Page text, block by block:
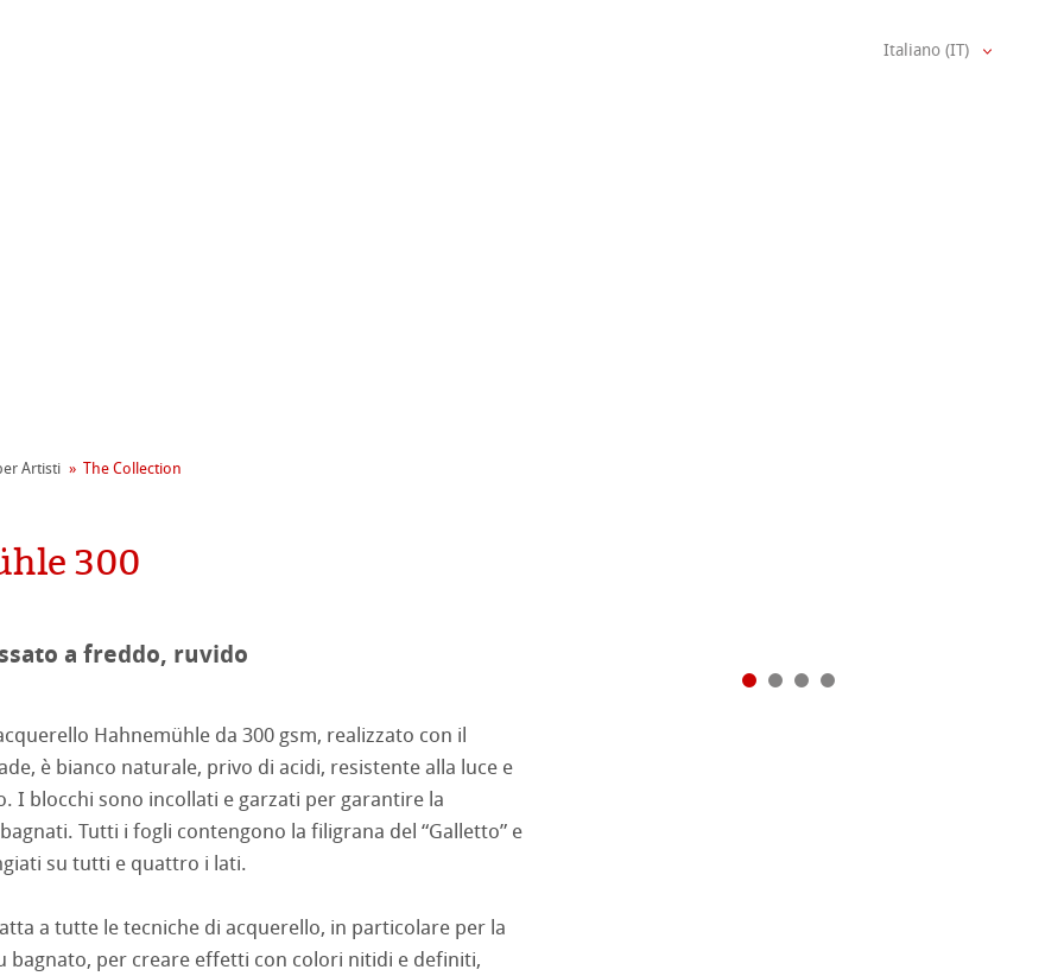
Green Rooster
Albums
Inkjet
Classici
Italiano (IT)
Artisti The Collection
300
a freddo, ruvido
Hahnemühle da 300 gsm, realizzato con il
è bianco naturale, privo di acidi, resistente alla luce e
I blocchi sono incollati e garzati per garantire la
Tutti i fogli contengono la filigrana del “Galletto” e
su tutti e quattro i lati.
a tutte le tecniche di acquerello, in particolare per la
bagnato, per creare effetti con colori nitidi e definiti,